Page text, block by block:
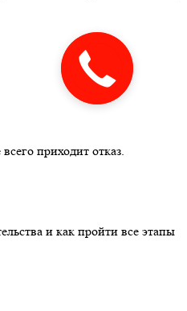
приходит отказ.
и как пройти все этапы